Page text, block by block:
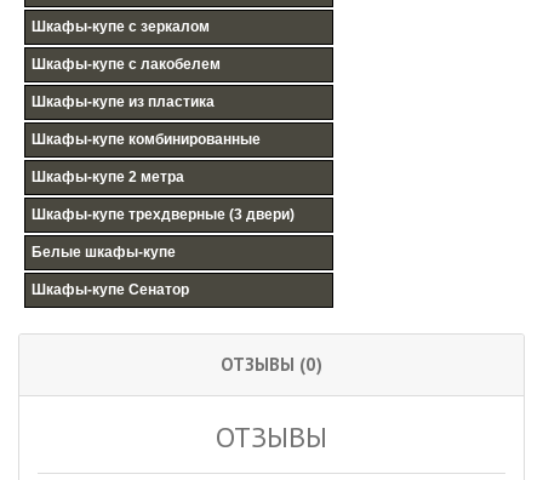
Шкафы-купе с зеркалом
Шкафы-купе с лакобелем
Шкафы-купе из пластика
Шкафы-купе комбинированные
Шкафы-купе 2 метра
Шкафы-купе трехдверные (3 двери)
Белые шкафы-купе
Шкафы-купе Сенатор
ОТЗЫВЫ (0)
ОТЗЫВЫ